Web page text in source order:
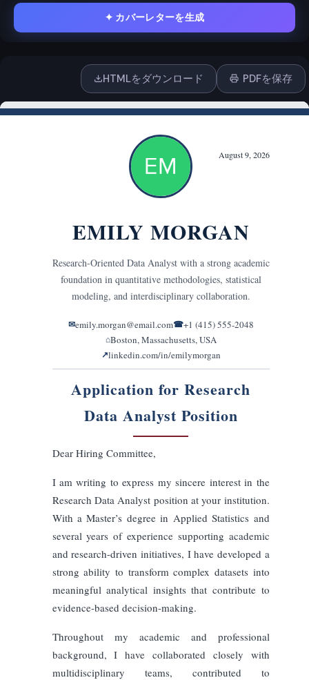
ドラッグ＆ドロップ またはクリックしてアップロード
PDF, DOCX, TXT
またはテキストを貼り付け
スタイルとフォーマット
プロフェッショナル 自信のある 熱意のある
フォーマル
フレンドリー
会話調 説得力のある
モチベーショナル
企業向け モダン
クリエイティブ
ミニマリスト
温かみのある 丁寧 誠実
野心的
リーダーシップ志向 技術的
アカデミック
コンサルティング型
ストーリーテリング
レターの長さ
中程度 長い
✦ カバーレターを生成
HTMLをダウンロード PDFを保存